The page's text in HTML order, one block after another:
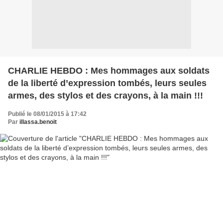
CHARLIE HEBDO : Mes hommages aux soldats
de la liberté d’expression tombés, leurs seules
armes, des stylos et des crayons, à la main !!!
Publié le 08/01/2015 à 17:42
Par illassa.benoit